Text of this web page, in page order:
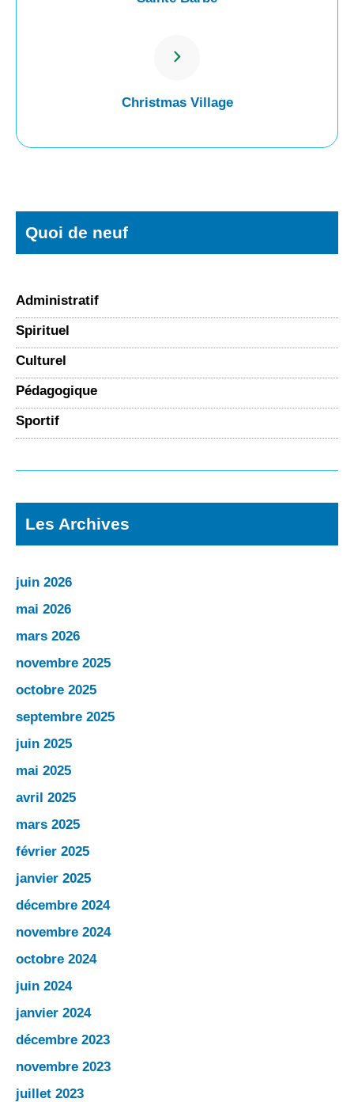
Christmas Village
Quoi de neuf
Administratif
Spirituel
Culturel
Pédagogique
Sportif
Les Archives
juin 2026
mai 2026
mars 2026
novembre 2025
octobre 2025
septembre 2025
juin 2025
mai 2025
avril 2025
mars 2025
février 2025
janvier 2025
décembre 2024
novembre 2024
octobre 2024
juin 2024
janvier 2024
décembre 2023
novembre 2023
juillet 2023